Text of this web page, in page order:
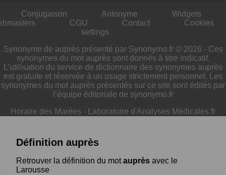
Conjugaison Antonyme
Widgets
CGU Contact
Cookies
settings
Synonyme de auprès présenté par Synonymo.fr © 2026 - Ces
synonymes du mot auprès sont donnés à titre indicatif.
L'utilisation du service de dictionnaire des synonymes auprès
est gratuite et réservée à un usage strictement personnel. Les
synonymes du mot auprès présentés sur ce site sont édités par
l’équipe éditoriale de synonymo.fr
Horaire des Marées - Laboratoire d'Analyses Médicales.fr
Définition auprès
Retrouver la définition du motauprès avec le
Larousse